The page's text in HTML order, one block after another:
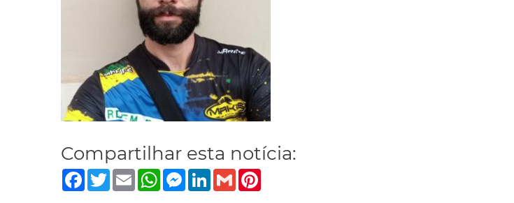
Compartilhar esta notícia:
Facebook
TwitterEmailWhatsApp
Messenger
LinkedIn
Gmail